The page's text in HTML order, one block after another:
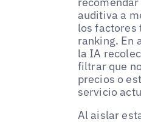
auditiva a
los factores
ranking. En
la IA
filtrar que
precios o
servicio
Al aislar